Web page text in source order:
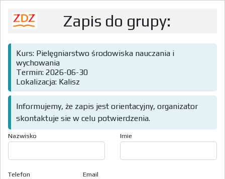
Zapis do grupy:
Kurs: Pielęgniarstwo środowiska nauczania i
wychowania
Termin: 2026-06-30
Lokalizacja: Kalisz
Informujemy, że zapis jest orientacyjny, organizator
skontaktuje sie w celu potwierdzenia.
Nazwisko Imie
Telefon Email